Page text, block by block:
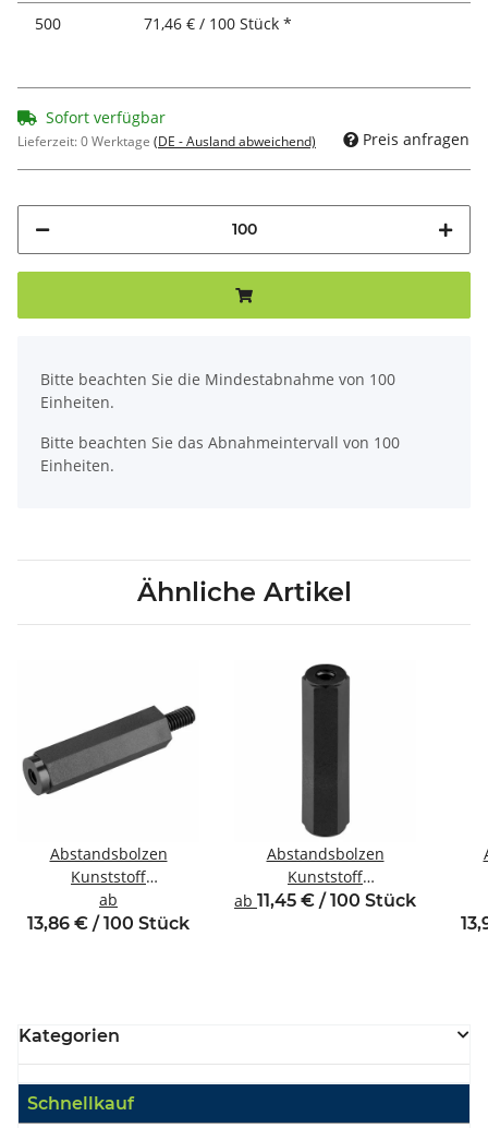
500 71,46 € / 100 Stück *
Sofort verfügbar
Lieferzeit:0 Werktage (DE - Ausland abweichend) Preis anfragen
Bitte beachten Sie die Mindestabnahme von 100
Einheiten.
Bitte beachten Sie das Abnahmeintervall von 100
Einheiten.
Ähnliche Artikel
Abstandsbolzen
Kunststoff
Innen/Außengewinde
M4 SW8
ab
13,86 € / 100 Stück
Abstandsbolzen
Kunststoff
Innen/Innengewinde M3
ab 11,45 € / 100 Stück
Kategorien
Schnellkauf